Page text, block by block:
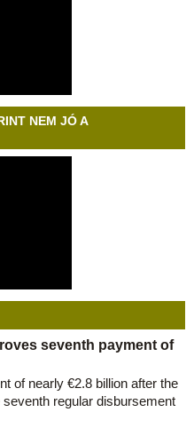
NEM JÓ A
seventh payment of
of nearly €2.8 billion after the
regular disbursement